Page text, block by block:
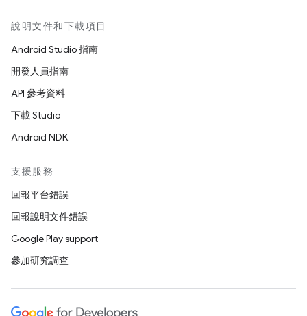
說明文件和下載項目
Android Studio 指南
開發人員指南
API 參考資料
下載 Studio
Android NDK
支援服務
回報平台錯誤
回報說明文件錯誤
Google Play support
參加研究調查